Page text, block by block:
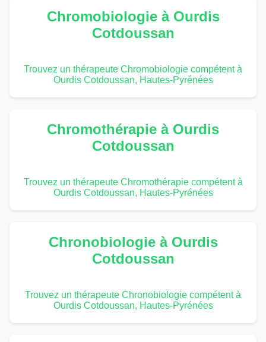
Chromobiologie à Ourdis
Cotdoussan
Trouvez un thérapeute Chromobiologie compétent à
Ourdis Cotdoussan, Hautes-Pyrénées
Chromothérapie à Ourdis
Cotdoussan
Trouvez un thérapeute Chromothérapie compétent à
Ourdis Cotdoussan, Hautes-Pyrénées
Chronobiologie à Ourdis
Cotdoussan
Trouvez un thérapeute Chronobiologie compétent à
Ourdis Cotdoussan, Hautes-Pyrénées